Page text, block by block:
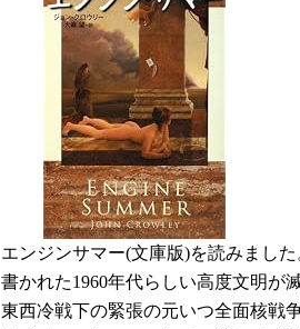
エンジンサマー(文庫版)を読みました
書かれた1960年代らしい高度文明が
東西冷戦下の緊張の元いつ全面核戦